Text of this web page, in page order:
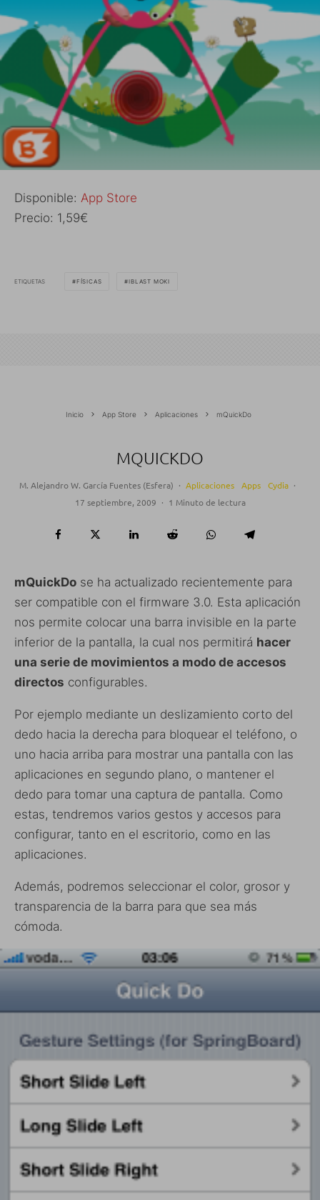
Disponible: App Store
Precio: 1,59€
ETIQUETAS FÍSICAS IBLAST MOKI
Inicio App Store Aplicaciones mQuickDo
MQUICKDO
M. Alejandro W. García Fuentes (Esfera) · Aplicaciones Apps Cydia ·
17 septiembre, 2009 · 1 Minuto de lectura
mQuickDo se ha actualizado recientemente para
ser compatible con el firmware 3.0. Esta aplicación
nos permite colocar una barra invisible en la parte
inferior de la pantalla, la cual nos permitirá hacer
una serie de movimientos a modo de accesos
directos configurables.
Por ejemplo mediante un deslizamiento corto del
dedo hacia la derecha para bloquear el teléfono, o
uno hacia arriba para mostrar una pantalla con las
aplicaciones en segundo plano, o mantener el
dedo para tomar una captura de pantalla. Como
estas, tendremos varios gestos y accesos para
configurar, tanto en el escritorio, como en las
aplicaciones.
Además, podremos seleccionar el color, grosor y
transparencia de la barra para que sea más
cómoda.